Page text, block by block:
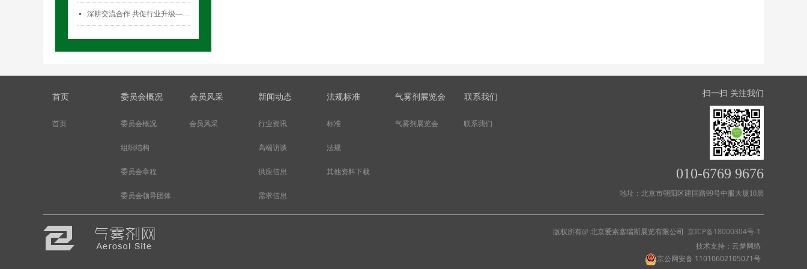
넷 深耕交流合作 共促行业升级——气雾剂委员会开展专项访问活动
版权所有@ 北京爱索塞瑞斯展览有限公司 京ICP备18000304号-1
技术支持：云梦网络
京公网安备 11010602105071号
地址：北京市朝阳区建国路99号中服大厦10层
010-6769 9676
委员会概况
组织结构
委员会章程
委员会领导团体
标准
法规
其他资料下载
行业资讯
高端访谈
供应信息
需求信息
会员风采
首页 气雾剂展览会 联系我们
扫一扫 关注我们
首页 委员会概况 会员风采 新闻动态 法规标准 气雾剂展览会 联系我们